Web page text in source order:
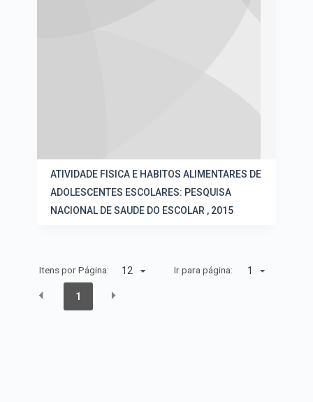
ATIVIDADE FISICA E HABITOS ALIMENTARES DE
ADOLESCENTES ESCOLARES: PESQUISA
NACIONAL DE SAUDE DO ESCOLAR , 2015
Itens por Página: Ir para página: 1
1